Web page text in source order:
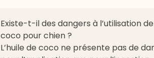
Existe-t-il des dangers à l’utilisation de
coco pour chien ?
L’huile de coco ne présente pas de